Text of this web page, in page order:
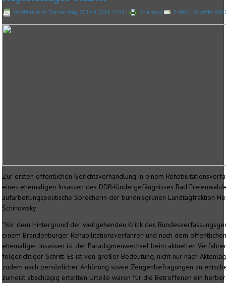
Veröffentlicht: Donnerstag, 27. Juni 2019 13:38 | Drucken | E-Mail | Zugriffe:
Zur ersten öffentlichen Gerichtsverhandlung in einem
eines ehemaligen Insassen des DDR-Kindergefängnisses Bad
aufarbeitungspolitische Sprecherin der bündnisgrünen Landtagfraktion
Schinowsky:
"Vor dem Hintergrund der weitgehenden Kritik des
einem Brandenburger Rehabilitationsverfahren und nach dem
ehemaliger Insassen ist der Paradigmenwechsel beim aktuellen
folgerichtiger Schritt. Es ist von großer Bedeutung, nicht nur nach
zudem nach persönlicher Anhörung sowie Zeugenbefragungen zu
zumeist abschlägig erteilten Urteile waren für die Betroffenen ein herber